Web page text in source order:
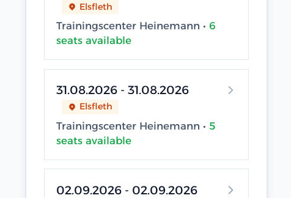
Elsfleth
Trainingscenter Heinemann • 6
seats available
31.08.2026 - 31.08.2026
Elsfleth
Trainingscenter Heinemann • 5
seats available
02.09.2026 - 02.09.2026